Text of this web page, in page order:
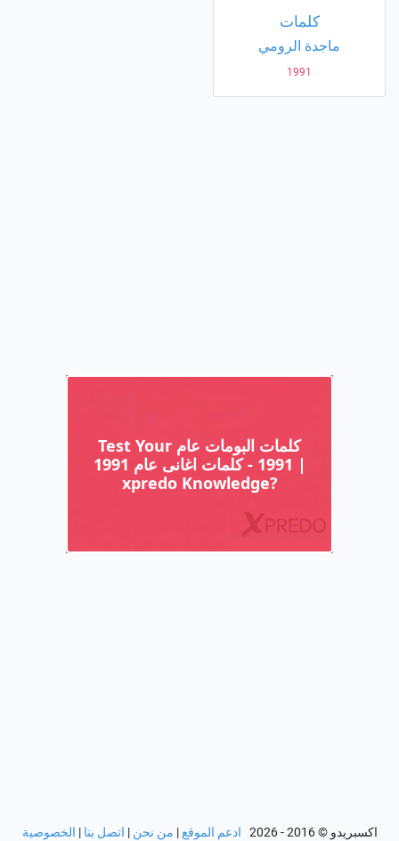
كلمات
ماجدة الرومي
1991
اكسبريدو © 2016 - 2026 ادعم الموقع| من نحن | اتصل بنا | الخصوصية